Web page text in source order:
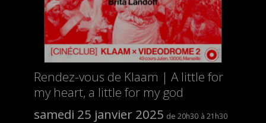
Rendez-vous de Klaam | A little for
my heart, a little for my god
samedi 25 janvier 2025
20h30 21h30